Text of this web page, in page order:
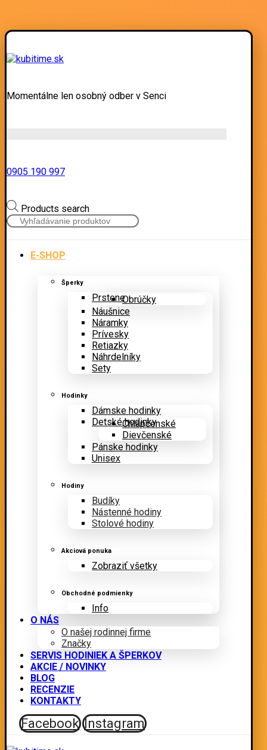
Momentálne len osobný odber v Senci
0905 190 997
Products search
E-SHOP
Šperky
PrsteneObrúčky
Náušnice
Náramky
Prívesky
Retiazky
Náhrdelníky
Sety
Hodinky
Dámske hodinky
Detské hodinky
Chlapčenské
Dievčenské
Pánske hodinky
Unisex
Hodiny
Budíky
Nástenné hodiny
Stolové hodiny
Akciová ponuka
Zobraziť všetky
Obchodné podmienky
Info
O NÁS
O našej rodinnej firme
Značky
SERVIS HODINIEK A ŠPERKOV
AKCIE / NOVINKY
BLOG
RECENZIE
KONTAKTY
Facebook Instagram